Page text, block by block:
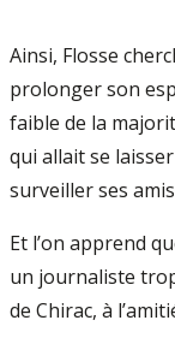
Ainsi, Flosse
prolonger son
faible de la
qui allait se
surveiller ses
Et l’on apprend
un journaliste
de Chirac, à